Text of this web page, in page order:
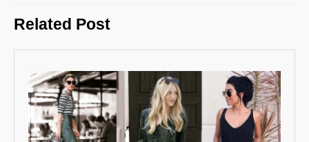
post:
Related Post